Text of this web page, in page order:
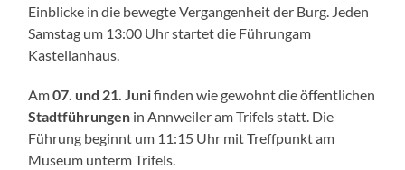
Einblicke in die bewegte Vergangenheit der Burg. Jeden
Samstag um 13:00 Uhr startet die Führungam
Kastellanhaus.
Am07. und 21. Junifinden wie gewohnt die öffentlichen
Stadtführungen in Annweiler am Trifels statt. Die
Führung beginnt um 11:15 Uhr mit Treffpunkt am
Museum unterm Trifels.